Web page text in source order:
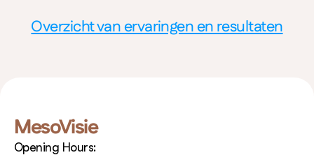
Overzicht van ervaringen en resultaten
MesoVisie
Opening Hours: